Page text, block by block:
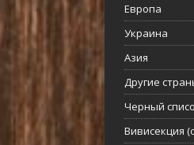
Европа
Украина
Азия
Другие
Черный
Вивисекция